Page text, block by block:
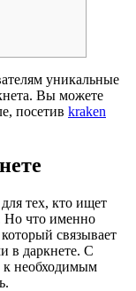
уникальные
Вы можете
посетив kraken
тех, кто ищет
Но что именно
связывает
в даркнете. С
необходимым